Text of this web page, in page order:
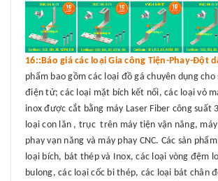
16::Báo giá các loại Gia công Tiện-Phay-Đột
phẩm bao gồm các loại đồ gá chuyên dụng
điện tử; các loại mặt bích kết nối, các loại vỏ
inox được cắt bằng máy Laser Fiber công suất
loại con lăn , trục trên máy tiện vận năng, máy
phay vạn năng và máy phay CNC. Các sản
loại bích, bát thép và Inox, các loại vòng đệm
bulong, các loại cốc bi thép, các loại bát chân